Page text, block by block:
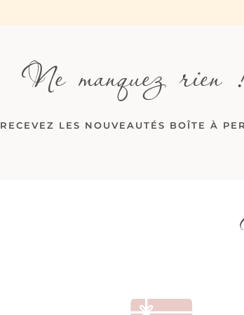
Ne manquez rien
RECEVEZ LES NOUVEAUTÉS BOÎTE À